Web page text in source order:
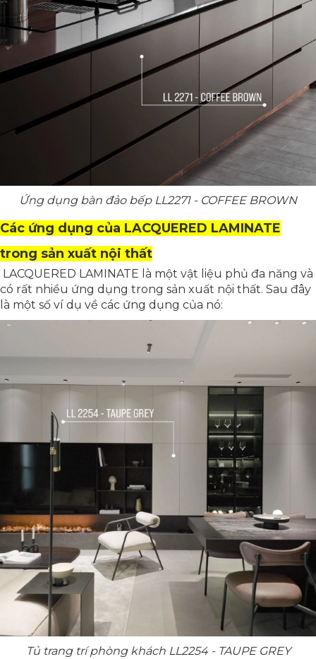
Ứng dụng bàn đảo bếp LL2271 - COFFEE BROWN
Các ứng dụng của LACQUERED LAMINATE
trong sản xuất nội thất
LACQUERED LAMINATE là một vật liệu phủ đa năng và
có rất nhiều ứng dụng trong sản xuất nội thất. Sau đây
là một số ví dụ về các ứng dụng của nó:
Tủ trang trí phòng khách LL2254 - TAUPE GREY​